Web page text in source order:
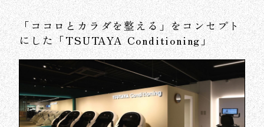
「ココロとカラダを整える」をコンセプト
にした「TSUTAYA Conditioning」